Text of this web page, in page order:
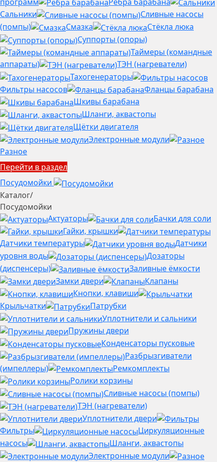
Сальники
Сливные насосы
(помпы)
Смазка
Стёкла люка
Суппорты (опоры)
Таймеры (командные
аппараты)
ТЭН (нагреватели)
Тахогенераторы
Фильтры насосов
Фланцы барабана
Шкивы барабана
Шланги, аквастопы
Щётки двигателя
Электронные модули
Разное
Перейти в раздел
Посудомойки
Каталог/
Посудомойки
Актуаторы
Бачки для соли
Гайки, крышки
Датчики температуры
Датчики
уровня воды
Дозаторы
(диспенсеры)
Заливные ёмкости
Замки двери
Клапаны
Кнопки, клавиши
Крыльчатки
Патрубки
Уплотнители и сальники
Пружины двери
Конденсаторы пусковые
Разбрызгиватели
(импеллеры)
Ремкомплекты
Ролики корзины
Сливные насосы (помпы)
ТЭН (нагреватели)
Уплотнители двери
Фильтры
Циркуляционные
насосы
Шланги, аквастопы
Электронные модули